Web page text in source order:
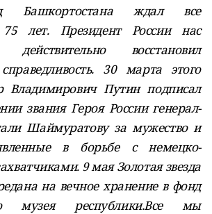
Башкортостана ждал все
75 лет. Президент России нас
восстановил
30 марта этого
Владимирович Путин подписал
звания Героя России генерал-
Шаймуратову за мужество и
в борьбе с немецко-
9 мая Золотая звезда
на вечное хранение в фонд
музея республики.Все мы